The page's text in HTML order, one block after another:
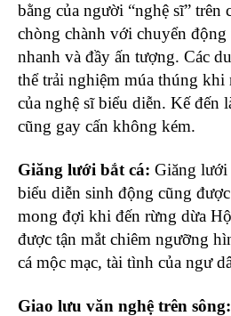
bằng của người “nghệ sĩ” trên
chòng chành với chuyển
nhanh và đầy ấn tượng. Các
thể trải nghiệm múa thúng khi
của nghệ sĩ biểu diễn. Kế đến
cũng gay cấn không kém.
Giăng lưới bắt cá: Giăng lưới
biểu diễn sinh động cũng
mong đợi khi đến rừng dừa
được tận mắt chiêm ngưỡng
cá mộc mạc, tài tình của ngư
Giao lưu văn nghệ trên sông: